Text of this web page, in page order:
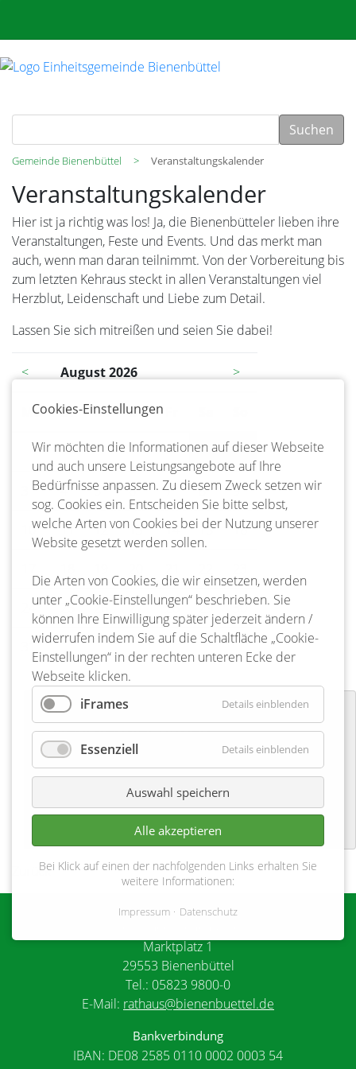
Suchen
Gemeinde Bienenbüttel Veranstaltungskalender
Veranstaltungskalender
Hier ist ja richtig was los! Ja, die Bienenbütteler lieben ihre
Veranstaltungen, Feste und Events. Und das merkt man
auch, wenn man daran teilnimmt. Von der Vorbereitung bis
zum letzten Kehraus steckt in allen Veranstaltungen viel
Herzblut, Leidenschaft und Liebe zum Detail.
Lassen Sie sich mitreißen und seien Sie dabei!
< August 2026 >
Montag
Dienstag
Mittwoch
Donnerstag
1 2
4 5 6 7 8 9
10 11 12 13 14 15 16
24 25 26 27 28 29 30
31
Dorfgemeinschaft Steddorf –
Adventsfenster öffnen
17-12-2023 17:30
Dorfgemeinschaftshaus
Zurück
Marktplatz 1
29553 Bienenbüttel
Tel.: 05823 9800-0
E-Mail: rathaus@bienenbuettel.de
Bankverbindung
IBAN: DE08 2585 0110 0002 0003 54
Cookies-Einstellungen
Wir möchten die Informationen auf dieser Webseite
und auch unsere Leistungsangebote auf Ihre
Bedürfnisse anpassen. Zu diesem Zweck setzen wir
sog. Cookies ein. Entscheiden Sie bitte selbst,
welche Arten von Cookies bei der Nutzung unserer
Website gesetzt werden sollen.
Die Arten von Cookies, die wir einsetzen, werden
unter „Cookie-Einstellungen“ beschrieben. Sie
können Ihre Einwilligung später jederzeit ändern /
widerrufen indem Sie auf die Schaltfläche „Cookie-
Einstellungen“ in der rechten unteren Ecke der
Webseite klicken.
iFrames
Details einblenden
Essenziell Details einblenden
Auswahl speichern
Alle akzeptieren
Bei Klick auf einen der nachfolgenden Links erhalten Sie
weitere Informationen:
Impressum Datenschutz